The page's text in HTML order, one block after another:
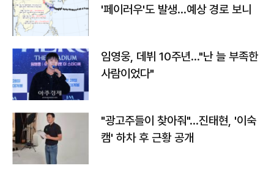
'페이러우'도 발생…예상 경로 보니
임영웅, 데뷔 10주년…"난 늘 부족한
사람이었다"
"광고주들이 찾아줘"…진태현, '이숙
캠' 하차 후 근황 공개